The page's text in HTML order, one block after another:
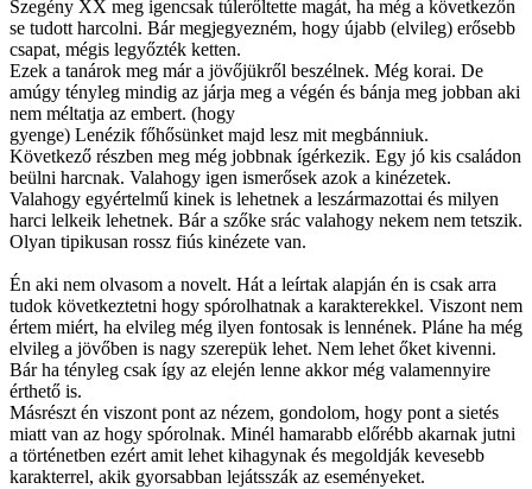
Szegény XX meg igencsak túlerőltette magát, ha még a következőn
se tudott harcolni. Bár megjegyezném, hogy újabb (elvileg) erősebb
csapat, mégis legyőzték ketten.
Ezek a tanárok meg már a jövőjükről beszélnek. Még korai. De
amúgy tényleg mindig az járja meg a végén és bánja meg jobban aki
nem méltatja az embert. (hogy
gyenge) Lenézik főhősünket majd lesz mit megbánniuk.
Következő részben meg még jobbnak ígérkezik. Egy jó kis családon
beülni harcnak. Valahogy igen ismerősek azok a kinézetek.
Valahogy egyértelmű kinek is lehetnek a leszármazottai és milyen
harci lelkeik lehetnek. Bár a szőke srác valahogy nekem nem tetszik.
Olyan tipikusan rossz fiús kinézete van.
Én aki nem olvasom a novelt. Hát a leírtak alapján én is csak arra
tudok következtetni hogy spórolhatnak a karakterekkel. Viszont nem
értem miért, ha elvileg még ilyen fontosak is lennének. Pláne ha még
elvileg a jövőben is nagy szerepük lehet. Nem lehet őket kivenni.
Bár ha tényleg csak így az elején lenne akkor még valamennyire
érthető is.
Másrészt én viszont pont az nézem, gondolom, hogy pont a sietés
miatt van az hogy spórolnak. Minél hamarabb előrébb akarnak jutni
a történetben ezért amit lehet kihagynak és megoldják kevesebb
karakterrel, akik gyorsabban lejátsszák az eseményeket.